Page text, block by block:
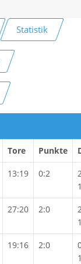
Statistik
Tore Punkte
13:19 0:2
27:20 2:0
19:16 2:0